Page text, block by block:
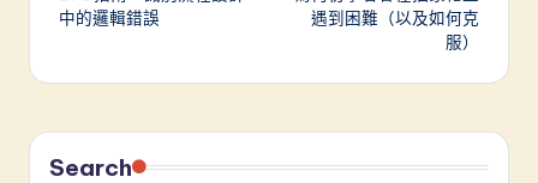
中的邏輯錯誤
遇到困難（以及如何克
服）
Search